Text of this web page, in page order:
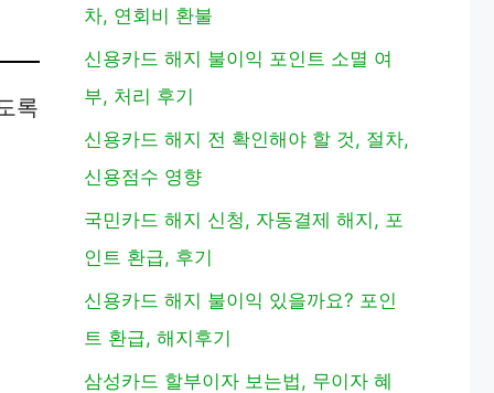
록
차, 연회비 환불
신용카드 해지 불이익 포인트 소멸 여
부, 처리 후기
신용카드 해지 전 확인해야 할 것, 절차,
신용점수 영향
국민카드 해지 신청, 자동결제 해지, 포
인트 환급, 후기
신용카드 해지 불이익 있을까요? 포인
트 환급, 해지후기
삼성카드 할부이자 보는법, 무이자 혜